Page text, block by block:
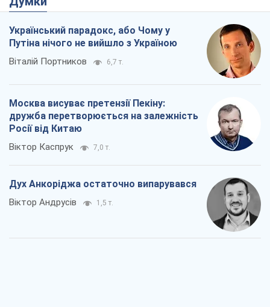
Український парадокс, або Чому у
Путіна нічого не вийшло з Україною
Віталій Портников 6,7 т.
Москва висуває претензії Пекіну:
дружба перетворюється на залежність
Росії від Китаю
Віктор Каспрук 7,0 т.
Дух Анкоріджа остаточно випарувався
Віктор Андрусів 1,5 т.